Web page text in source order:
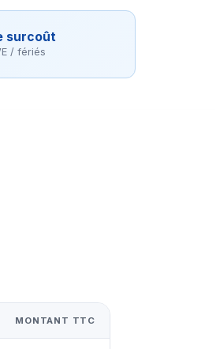
surcoût
/ fériés
MONTANT TTC